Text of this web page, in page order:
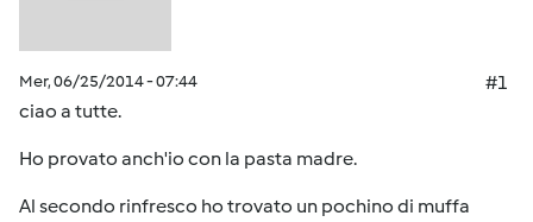
Mer, 06/25/2014 - 07:44
#1
ciao a tutte.
Ho provato anch'io con la pasta madre.
Al secondo rinfresco ho trovato un pochino di muffa